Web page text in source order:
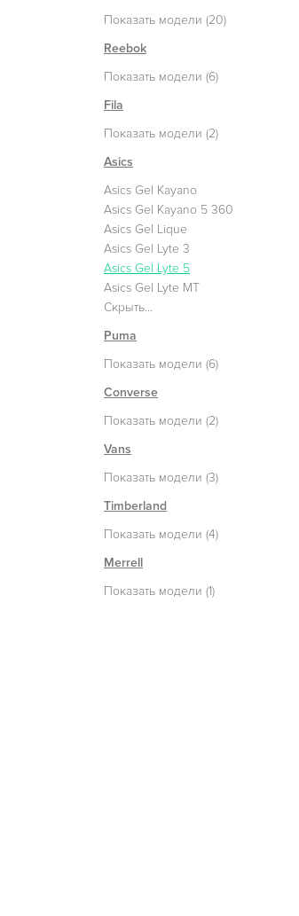
Показать модели (20)
Reebok
Показать модели (6)
Fila
Показать модели (2)
Asics
Asics Gel Kayano
Asics Gel Kayano 5 360
Asics Gel Lique
Asics Gel Lyte 3
Asics Gel Lyte 5
Asics Gel Lyte MT
Скрыть...
Puma
Показать модели (6)
Converse
Показать модели (2)
Vans
Показать модели (3)
Timberland
Показать модели (4)
Merrell
Показать модели (1)